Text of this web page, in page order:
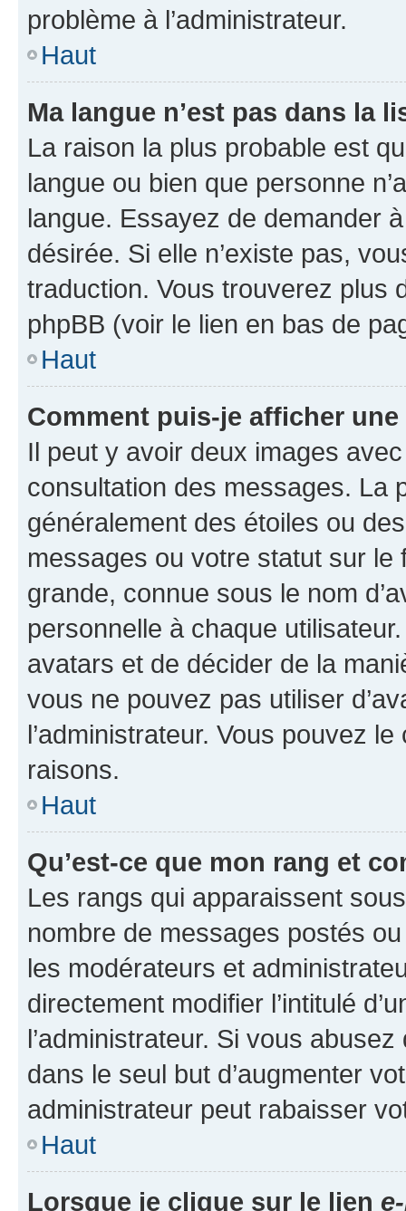
problème à l’administrateur.
Haut
Ma langue n’est pas dans la
La raison la plus probable est
langue ou bien que personne
langue. Essayez de demander
désirée. Si elle n’existe pas,
traduction. Vous trouverez plus
phpBB (voir le lien en bas de
Haut
Comment puis-je afficher
Il peut y avoir deux images
consultation des messages. La
généralement des étoiles ou
messages ou votre statut sur
grande, connue sous le nom
personnelle à chaque utilisateur.
avatars et de décider de la
vous ne pouvez pas utiliser
l’administrateur. Vous pouvez
raisons.
Haut
Qu’est-ce que mon rang et
Les rangs qui apparaissent
nombre de messages postés
les modérateurs et
directement modifier l’intitulé
l’administrateur. Si vous
dans le seul but d’augmenter
administrateur peut rabaisser
Haut
Lorsque je clique sur le lien